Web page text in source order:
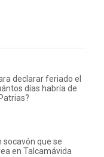
declarar feriado el
días habría de
socavón que se
en Talcamávida